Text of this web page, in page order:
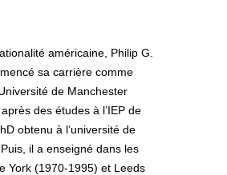
américaine, Philip G.
sa carrière comme
de Manchester
des études à l’IEP de
obtenu à l’université de
il a enseigné dans les
York (1970-1995) et Leeds